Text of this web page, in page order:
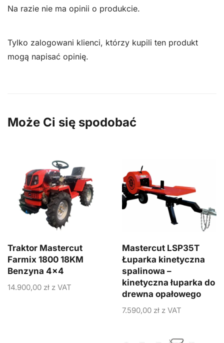
Na razie nie ma opinii o produkcie.
Tylko zalogowani klienci, którzy kupili ten produkt
mogą napisać opinię.
Może Ci się spodobać
Traktor Mastercut
Farmix 1800 18KM
Benzyna 4×4
14.900,00 zł z VAT
Mastercut LSP35T
Łuparka kinetyczna
spalinowa –
kinetyczna łuparka do
drewna opałowego
7.590,00 zł z VAT